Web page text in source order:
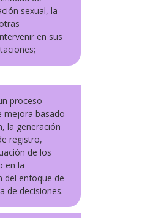
sexual, la
en sus
proceso
mejora basado
la generación
registro,
de los
en la
del enfoque de
de decisiones.